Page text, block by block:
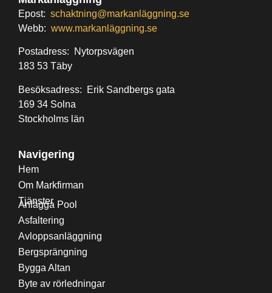
Epost: schaktning@markanläggning.se
Webb: www.markanläggning.se
Postadress: Nytorpsvägen
183 53 Täby
Besöksadress: Erik Sandbergs gata
169 34 Solna
Stockholms län
Navigering
Hem
Om Markfirman
Tjänster
Anlägga Pool
Asfaltering
Avloppsanläggning
Bergsprängning
Bygga Altan
Byte av rörledningar